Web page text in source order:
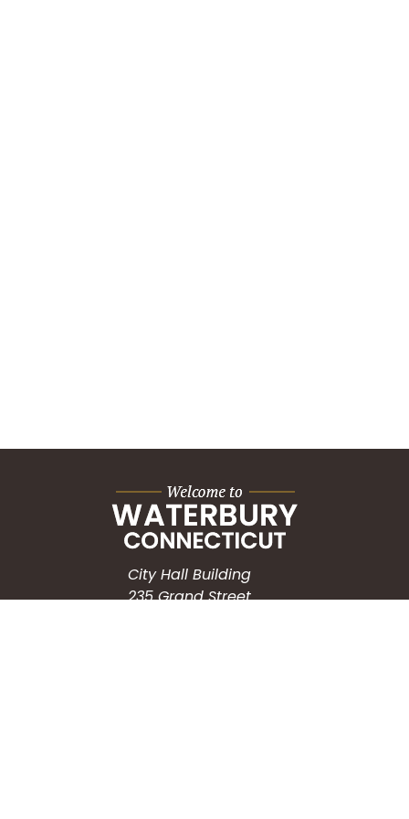
City Hall Building
235 Grand Street